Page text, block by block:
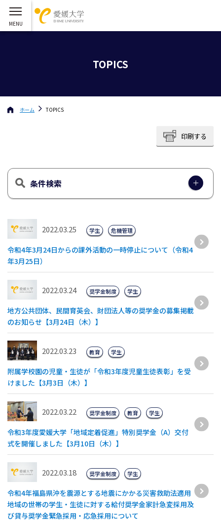
TOPICS
ホーム TOPICS
印刷する
条件検索
2022.03.25
令和4年3月24日からの課外活動の一時停止について（令和4
年3月25日）
学生 危機管理
2022.03.24
地方公共団体、民間育英会、財団法人等の奨学金の募集掲載
のお知らせ【3月24日（木）】
奨学金制度 学生
2022.03.23
附属学校園の児童・生徒が「令和3年度児童生徒表彰」を受
けました【3月3日（木）】
教育 学生
2022.03.22
令和3年度愛媛大学「地域定着促進」特別奨学金（A）交付
式を開催しました【3月10日（木）】
奨学金制度 教育 学生
2022.03.18
令和4年福島県沖を震源とする地震にかかる災害救助法適用
地域の世帯の学生・生徒に対する給付奨学金家計急変採用及
び貸与奨学金緊急採用・応急採用について
奨学金制度 学生